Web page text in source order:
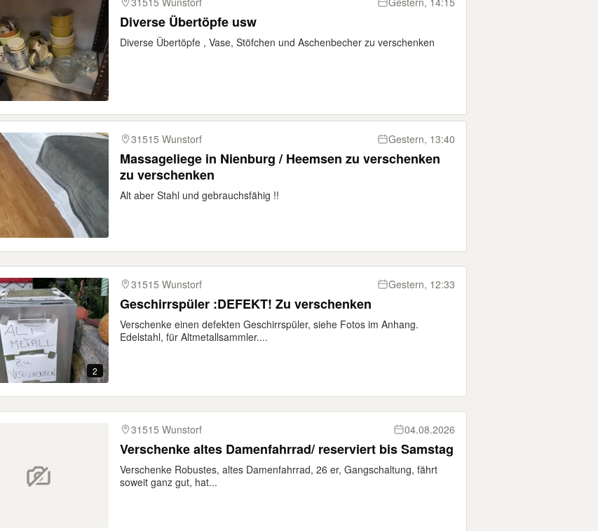
Diverse Übertöpfe usw
Diverse Übertöpfe , Vase, Stöfchen und Aschenbecher zu verschenken
31515 Wunstorf Gestern, 13:40
Massageliege in Nienburg / Heemsen zu verschenken
zu verschenken
Alt aber Stahl und gebrauchsfähig !!
2
31515 Wunstorf Gestern, 12:33
Geschirrspüler :DEFEKT! Zu verschenken
Verschenke einen defekten Geschirrspüler, siehe Fotos im Anhang.
Edelstahl, für Altmetallsammler....
31515 Wunstorf 04.08.2026
Verschenke altes Damenfahrrad/ reserviert bis Samstag
Verschenke Robustes, altes Damenfahrrad, 26 er, Gangschaltung, fährt
soweit ganz gut, hat...